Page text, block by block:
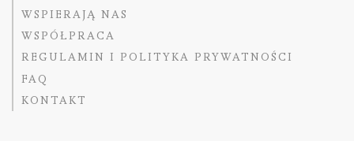
WSPIERAJĄ NAS
WSPÓŁPRACA
REGULAMIN I POLITYKA PRYWATNOŚCI
FAQ
KONTAKT